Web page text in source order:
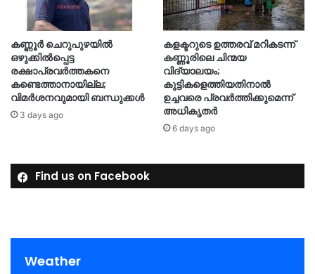
കണ്ണൂർ ചെറുപുഴയിൽ
ഒഴുക്കിൽപ്പെട്ട
രക്ഷാപ്രവർത്തകനെ
കണ്ടെത്താനായില്ല;
വിമർശനവുമായി ബന്ധുക്കൾ
3 days ago
കളക്ടറുടെ ഉത്തരവ് മറികടന്ന്
കണ്ണൂരിലെ ചിന്മയ
വിദ്യാലയം;
കുട്ടികളെത്തിയതിനാൽ
ഉച്ചവരെ പ്രവർത്തിക്കുമെന്ന്
അധികൃതർ
6 days ago
Find us on Facebook
Weather